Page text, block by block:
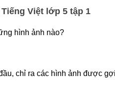
Việt lớp 5 tập 1
hình ảnh nào?
chỉ ra các hình ảnh được